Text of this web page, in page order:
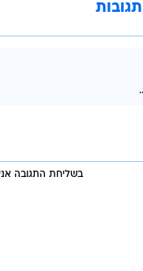
בשליחת התגובה